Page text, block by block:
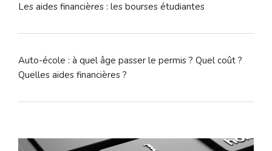
Les aides financières : les bourses étudiantes
Auto-école : à quel âge passer le permis ? Quel coût ?
Quelles aides financières ?